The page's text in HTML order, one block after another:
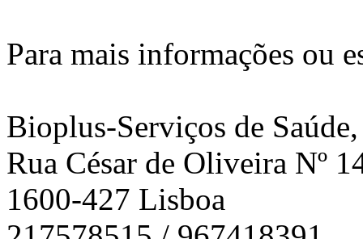
Para mais informações ou
Bioplus-Serviços de
Rua César de Oliveira Nº
1600-427 Lisboa